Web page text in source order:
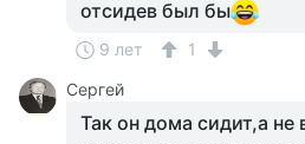
отсидев был бы
9 лет
1
Сергей
Так он дома сидит,а не